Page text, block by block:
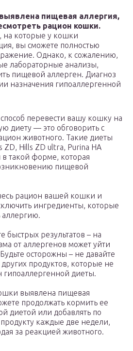
пищевая аллергия,
рацион кошки.
на которые у кошки
вы сможете полностью
Однако, к сожалению,
лабораторные анализы,
пищевой аллерген. Диагноз
назначения гипоаллергенной
перевести вашу кошку на
диету — это обговорить с
животного. Такие диеты
ZD, Hills ZD ultra, Purina HA
в такой форме, которая
пищевой
рацион вашей кошки и
ингредиенты, которые
аллергию.
быстрых результатов – на
от аллергенов может уйти
осторожны – не давайте
продуктов, которые не
гипоаллергенной диеты.
выявлена пищевая
продолжать кормить ее
диетой или добавлять по
каждые две недели,
за реакцией животного.